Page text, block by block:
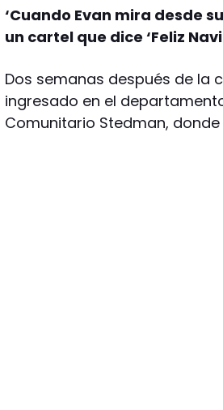
‘Cuando Evan mira desde
un cartel que dice ‘Feliz
Dos semanas después de la
ingresado en el
Comunitario Stedman,